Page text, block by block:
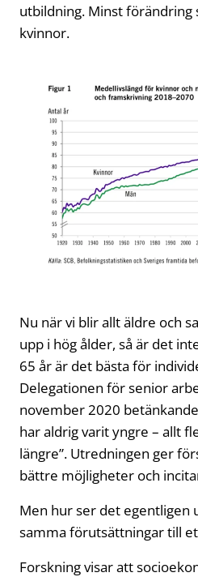
utbildning. Minst förändring
kvinnor.
Nu när vi blir allt äldre och
upp i hög ålder, så är det
65 år är det bästa för
Delegationen för senior
november 2020
har aldrig varit yngre – allt
längre”. Utredningen ger
bättre möjligheter och
Men hur ser det egentligen
samma förutsättningar till
Forskning visar att